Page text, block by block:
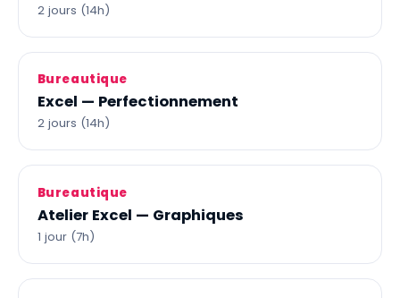
2 jours (14h)
Bureautique
Excel — Perfectionnement
2 jours (14h)
Bureautique
Atelier Excel — Graphiques
1 jour (7h)